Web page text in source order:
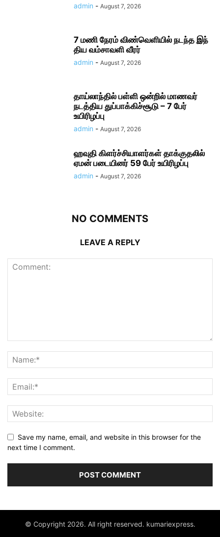
admin - August 7, 2026
7 மணி நேரம் விண்​வெளியில் நடந்த இந்​
திய வம்​சாவளி வீரர்
admin - August 7, 2026
தாய்லாந்தில் பள்ளி ஒன்றில் மாணவர்
நடத்திய துப்பாக்கிச்சூடு – 7 பேர்
உயிரிழப்பு
admin - August 7, 2026
ஹவுதி கிளர்ச்சியாளர்கள் தாக்குதலில்
ஏமன் படையினர் 59 பேர் உயிரிழப்பு
admin - August 7, 2026
NO COMMENTS
LEAVE A REPLY
Save my name, email, and website in this browser for the
next time I comment.
© Copyright 2026. All right reserved. kumariexpress.